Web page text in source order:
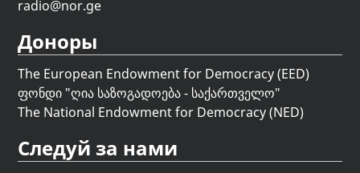
radio@nor.ge
Доноры
The European Endowment for Democracy (EED)
ფონდი "ღია საზოგადოება - საქართველო"
The National Endowment for Democracy (NED)
Следуй за нами